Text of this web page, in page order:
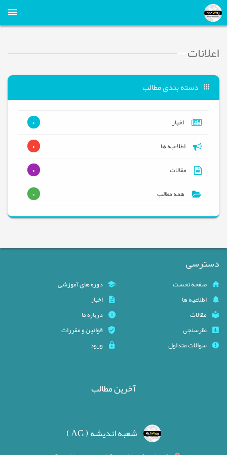
اعلانات
دسته بندی مطالب
اخبار 0
اطلاعیه ها 0
مقالات 0
همه مطالب 0
دسترسی
صفحه نخست
دوره های آموزشی
اطلاعیه ها
اخبار
مقالات
درباره ما
نظرسنجی
قوانین و مقررات
سوالات متداول
ورود
آخرین مطالب
شعبه اندیشه ( AG )